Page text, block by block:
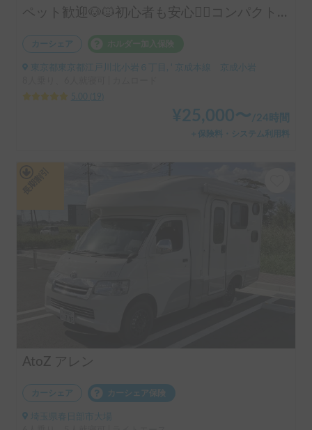
ペット歓迎🐶🐱初心者も安心🙆‍♂️コンパクトキャブコン！年中快適な最強設備「Grand Puppy」
カーシェア
東京都東京都江戸川北小岩６丁目, ' 京成本線 京成小岩
5.00
19
¥25,000〜/24時間
＋保険料・システム利用料
AtoZ アレン
カーシェア カーシェア保険
埼玉県春日部市大場